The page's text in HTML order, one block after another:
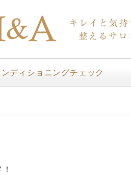
ンディショニングチェック